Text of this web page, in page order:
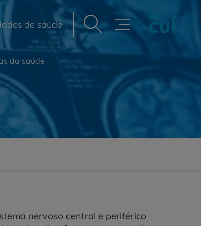
Navegação
principal
de saúde
da saúde
nervoso central e periférico